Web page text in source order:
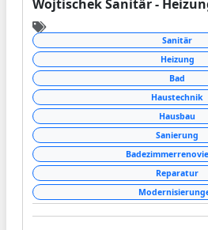
Wojtischek Sanitär -
Sanitär
Heizung
Bad
Haustechnik
Hausbau
Sanierung
Reparatur